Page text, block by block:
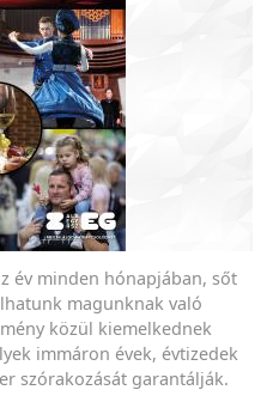
év minden hónapjában, sőt
magunknak való
közül kiemelkednek
immáron évek, évtizedek
szórakozását garantálják.